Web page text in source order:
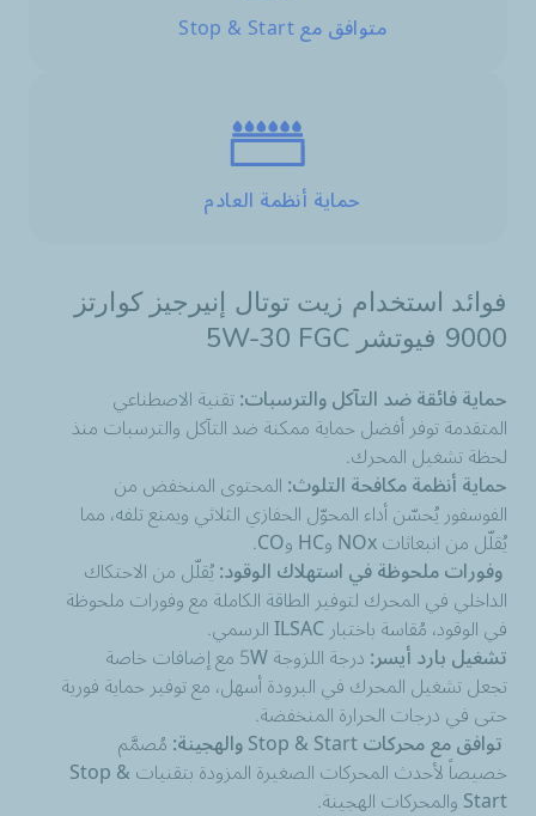
متوافق مع Stop & Start
حماية أنظمة العادم
فوائد استخدام زیت توتال إنيرجيز كوارتز
9000 فيوتشر FGC ‏5W-30
حماية فائقة ضد التآكل والترسبات:تقنية الاصطناعي
المتقدمة توفر أفضل حماية ممكنة ضد التآكل والترسبات منذ
لحظة تشغيل المحرك.
حماية أنظمة مكافحة التلوث:المحتوى المنخفض من
الفوسفور يُحسّن أداء المحوّل الحفازي الثلاثي ويمنع تلفه، مما
يُقلّل من انبعاثات NOx وHC وCO.
وفورات ملحوظة في استهلاك الوقود:يُقلّل من الاحتكاك
الداخلي في المحرك لتوفير الطاقة الكاملة مع وفورات ملحوظة
في الوقود، مُقاسة باختبار ILSAC الرسمي.
تشغيل بارد أيسر: درجة اللزوجة 5W مع إضافات خاصة
تجعل تشغيل المحرك في البرودة أسهل، مع توفير حماية فورية
حتى في درجات الحرارة المنخفضة.
توافق مع محركاتStop & Startوالهجينة:مُصمَّم
خصيصاً لأحدث المحركات الصغيرة المزودة بتقنيات Stop &
Start والمحركات الهجينة.